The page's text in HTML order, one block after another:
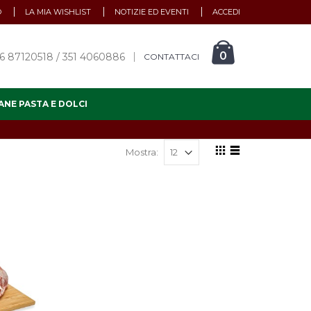
LA MIA WISHLIST NOTIZIE ED EVENTI ACCEDI
87120518 / 351 4060886 CONTATTACI 0
PASTA E DOLCI
Mostra: